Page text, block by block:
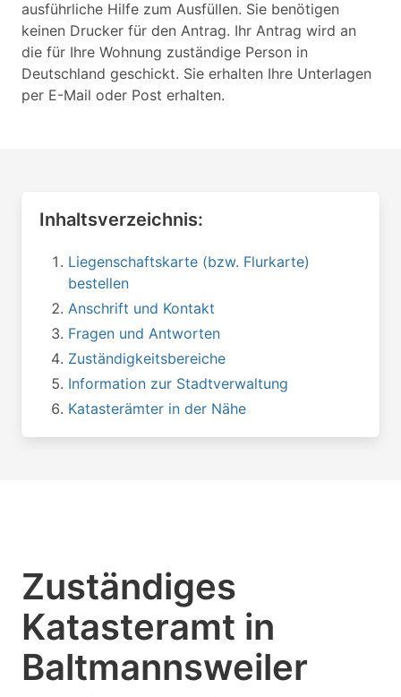
ausführliche Hilfe zum Ausfüllen. Sie benötigen
keinen Drucker für den Antrag. Ihr Antrag wird an
die für Ihre Wohnung zuständige Person in
Deutschland geschickt. Sie erhalten Ihre Unterlagen
per E-Mail oder Post erhalten.
Inhaltsverzeichnis:
Liegenschaftskarte (bzw. Flurkarte)
bestellen
Anschrift und Kontakt
Fragen und Antworten
Zuständigkeitsbereiche
Information zur Stadtverwaltung
Katasterämter in der Nähe
Zuständiges
Katasteramt in
Baltmannsweiler